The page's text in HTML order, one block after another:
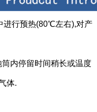
进行预热(80℃左右),对产
内停留时间稍长或温度
体.